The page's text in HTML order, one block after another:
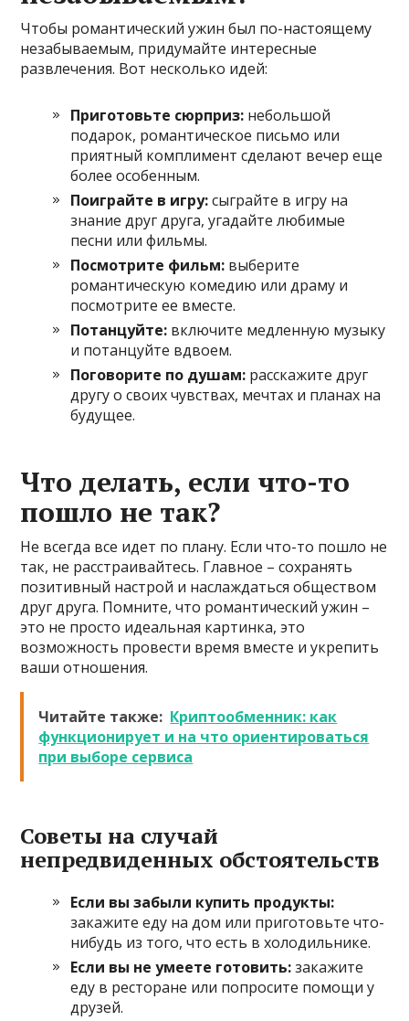
Чтобы романтический ужин был по-настоящему
незабываемым, придумайте интересные
развлечения. Вот несколько идей:
Приготовьте сюрприз: небольшой
подарок, романтическое письмо или
приятный комплимент сделают вечер еще
более особенным.
Поиграйте в игру:сыграйте в игру на
знание друг друга, угадайте любимые
песни или фильмы.
Посмотрите фильм: выберите
романтическую комедию или драму и
посмотрите ее вместе.
Потанцуйте: включите медленную музыку
и потанцуйте вдвоем.
Поговорите по душам: расскажите друг
другу о своих чувствах, мечтах и планах на
будущее.
Что делать, если что-то
пошло не так?
Не всегда все идет по плану. Если что-то пошло не
так, не расстраивайтесь. Главное – сохранять
позитивный настрой и наслаждаться обществом
друг друга. Помните, что романтический ужин –
это не просто идеальная картинка, это
возможность провести время вместе и укрепить
ваши отношения.
Читайте также: Криптообменник: как
функционирует и на что ориентироваться
при выборе сервиса
Советы на случай
непредвиденных обстоятельств
Если вы забыли купить продукты:
закажите еду на дом или приготовьте что-
нибудь из того, что есть в холодильнике.
Если вы не умеете готовить:закажите
еду в ресторане или попросите помощи у
друзей.